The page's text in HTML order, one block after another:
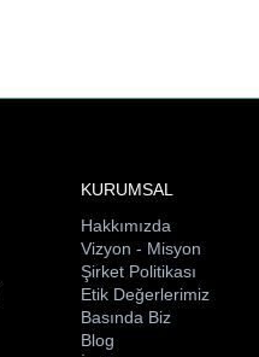
KURUMSAL
Hakkımızda
Vizyon - Misyon
Şirket Politikası
Etik Değerlerimiz
Basında Biz
Blog